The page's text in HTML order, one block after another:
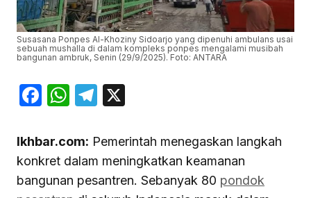
Susasana Ponpes Al-Khoziny Sidoarjo yang dipenuhi ambulans usai
sebuah mushalla di dalam kompleks ponpes mengalami musibah
bangunan ambruk, Senin (29/9/2025). Foto: ANTARA
Facebook
WhatsApp
Telegram
Ikhbar.com: Pemerintah menegaskan langkah
konkret dalam meningkatkan keamanan
bangunan pesantren. Sebanyak 80 pondok